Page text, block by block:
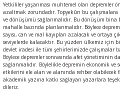
Yetkililer yaşanması muhtemel olan depremler
azaltmak zorundadır. Topyekûn bu çalışmalara
ve dönüşümü sağlanmalıdır. Bu dönüşüm bina
mahalle bazında planlanmalıdır. Böylece
sayısı, can ve mal kayıpları azalacak ve ortaya
seviyelerde kalacaktır. Bu yüzden ülkemiz için
devlet iradesi ile tüm şehirlerimizde çalışmalar
Böylece depremler sonrasında afet yönetiminin
sağlanmalıdır. Böylelikle depremin ekonomik ve
etkilerini ele alan ve alanında rehber olabilecek
akademik yazına katkı sağlayan yazarlara
dileriz.